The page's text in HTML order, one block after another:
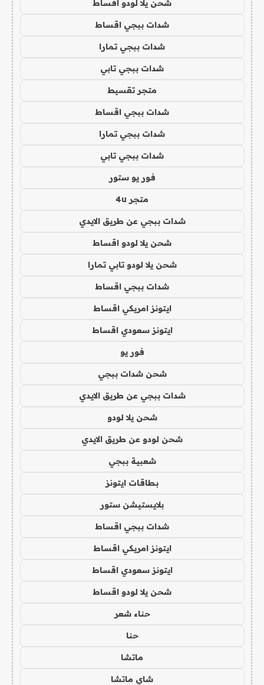
شحن يلا لودو اقساط
شدات ببجي اقساط
شدات ببجي تمارا
شدات ببجي تابي
متجر تقسيط
شدات ببجي اقساط
شدات ببجي تمارا
شدات ببجي تابي
فور يو ستور
متجر 4u
شدات ببجي عن طريق الايدي
شحن يلا لودو اقساط
شحن يلا لودو تابي تمارا
شدات ببجي اقساط
ايتونز امريكي اقساط
ايتونز سعودي اقساط
فور يو
شحن شدات ببجي
شدات ببجي عن طريق الايدي
شحن يلا لودو
شحن لودو عن طريق الايدي
شعبية ببجي
بطاقات ايتونز
بلايستيشن ستور
شدات ببجي اقساط
ايتونز امريكي اقساط
ايتونز سعودي اقساط
شحن يلا لودو اقساط
حناء شعر
حنا
ماتشا
شاي ماتشا